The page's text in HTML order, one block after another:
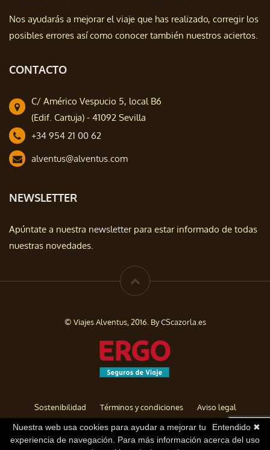
Nos ayudarás a mejorar el viaje que has realizado, corregir los
posibles errores así como conocer también nuestros aciertos.
CONTACTO
C/ Américo Vespucio 5, local B6
(Edif. Cartuja) - 41092 Sevilla
+34 954 21 00 62
alventus@alventus.com
NEWSLETTER
Apúntate a nuestra newsletterpara estar informado de todas
nuestras novedades.
© Viajes Alventus, 2016. ByCScazorla.es
Sostenibilidad Términos y condiciones
Aviso legal
Política de privacidad
Cookies Baja de Newsletter
Entendido ✖
Nuestra web usa cookies para ayudar a mejorar tu
experiencia de navegación. Para más información acerca del uso